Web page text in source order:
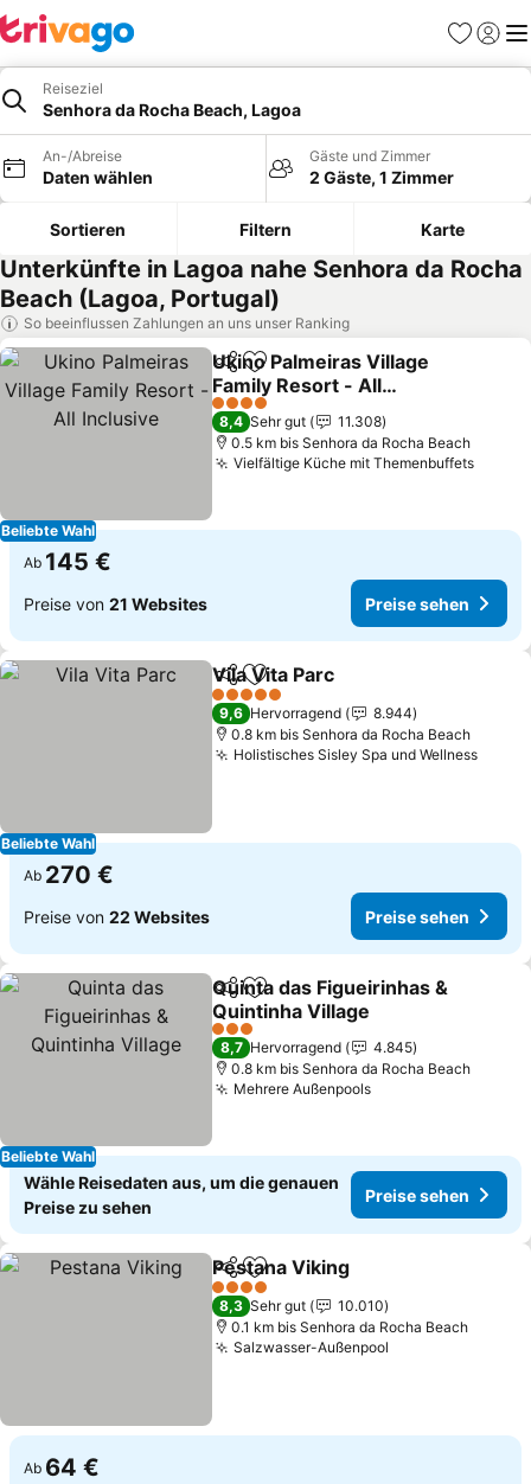
Favoriten
Reiseziel
Senhora da Rocha Beach, Lagoa
An-/Abreise
Daten wählen
Gäste und Zimmer
2 Gäste, 1 Zimmer
Sortieren Filtern Karte
Unterkünfte in Lagoa nahe Senhora da Rocha
Beach (Lagoa, Portugal)
So beeinflussen Zahlungen an uns unser Ranking
Beliebte Wahl
TeilenZu Favoriten hinzufügen
Ukino Palmeiras Village
Family Resort - All
Inclusive
Preise sehen
4 Sterne
8,4 Sehr gut
11.308
0.5 km bis Senhora da Rocha Beach
Vielfältige Küche mit Themenbuffets
Ab 145 €
Preise von 21 Websites Preise sehen
Beliebte Wahl
TeilenZu Favoriten hinzufügen
Vila Vita Parc
5 Sterne
9,6 Hervorragend
8.944
0.8 km bis Senhora da Rocha Beach
Holistisches Sisley Spa und Wellness
Ab 270 €
Preise von 22 Websites Preise sehen
Beliebte Wahl
TeilenZu Favoriten hinzufügen
Quinta das Figueirinhas &
Quintinha Village
Preise sehen
3 Sterne
8,7 Hervorragend
4.845
0.8 km bis Senhora da Rocha Beach
Mehrere AußenpoolsPreise sehen
Wähle Reisedaten aus, um die genauen
Preise zu sehen
Preise sehen
TeilenZu Favoriten hinzufügen
Pestana Viking
4 Sterne
8,3 Sehr gut
10.010
0.1 km bis Senhora da Rocha Beach
Salzwasser-Außenpool
Ab 64 €